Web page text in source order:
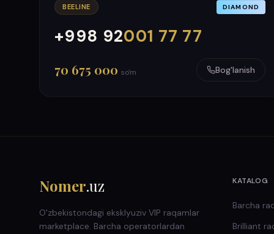
BEELINE DIAMOND
+998 92001 77 77
000
999
70 675 000 so'm Bog'lanish
Nomer.uz
O'zbekistondagi eksklyuziv VIP raqamlar
marketplace. Barcha operatorlardan
KATALOG
Barcha
Brilliant